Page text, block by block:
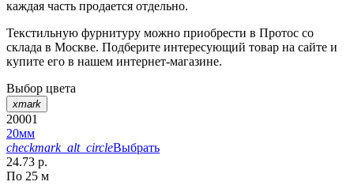
каждая часть продается отдельно.
Текстильную фурнитуру можно приобрести в Протос со
склада в Москве. Подберите интересующий товар на сайте и
купите его в нашем интернет-магазине.
Выбор цвета
xmark
20001
20мм
checkmark_alt_circleВыбрать
24.73 р.
По 25 м